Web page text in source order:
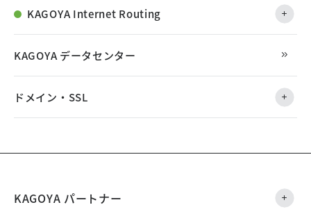
KAGOYA Internet Routing
KAGOYA データセンター
ドメイン・SSL
KAGOYA パートナー